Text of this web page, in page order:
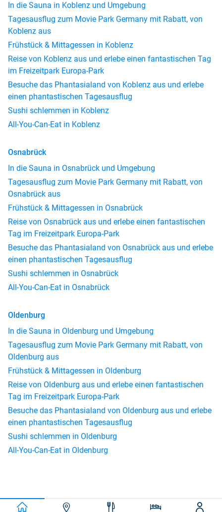
In die Sauna in Koblenz und Umgebung
Tagesausflug zum Movie Park Germany mit Rabatt, von
Koblenz aus
Frühstück & Mittagessen in Koblenz
Reise von Koblenz aus und erlebe einen fantastischen Tag
im Freizeitpark Europa-Park
Besuche das Phantasialand von Koblenz aus und erlebe
einen phantastischen Tagesausflug
Sushi schlemmen in Koblenz
All-You-Can-Eat in Koblenz
Osnabrück
In die Sauna in Osnabrück und Umgebung
Tagesausflug zum Movie Park Germany mit Rabatt, von
Osnabrück aus
Frühstück & Mittagessen in Osnabrück
Reise von Osnabrück aus und erlebe einen fantastischen
Tag im Freizeitpark Europa-Park
Besuche das Phantasialand von Osnabrück aus und erlebe
einen phantastischen Tagesausflug
Sushi schlemmen in Osnabrück
All-You-Can-Eat in Osnabrück
Oldenburg
In die Sauna in Oldenburg und Umgebung
Tagesausflug zum Movie Park Germany mit Rabatt, von
Oldenburg aus
Frühstück & Mittagessen in Oldenburg
Reise von Oldenburg aus und erlebe einen fantastischen
Tag im Freizeitpark Europa-Park
Besuche das Phantasialand von Oldenburg aus und erlebe
einen phantastischen Tagesausflug
Sushi schlemmen in Oldenburg
All-You-Can-Eat in Oldenburg